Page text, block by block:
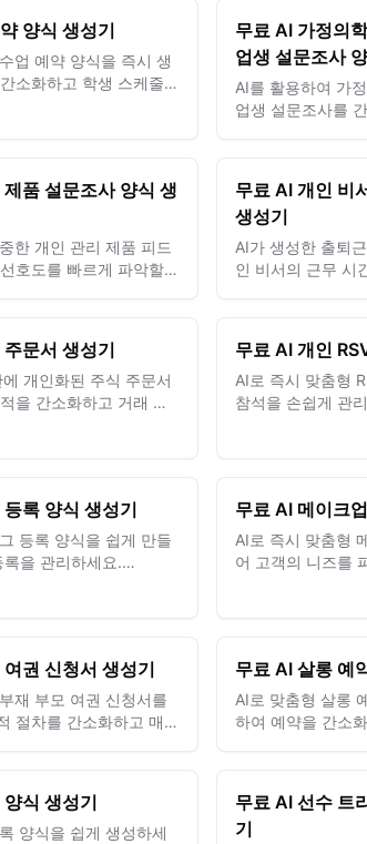
양식 생성기
업 예약 양식을 즉시 생
소화하고 학생 스케줄
무료 AI 가정의
업생 설문조사
AI를 활용하여 가
업생 설문조사를
품 설문조사 양식 생
한 개인 관리 제품 피드
호도를 빠르게 파악할
무료 AI 개인 비
생성기
AI가 생성한 출퇴
인 비서의 근무 시
문서 생성기
개인화된 주식 주문서
을 간소화하고 거래 과
무료 AI 개인
AI로 즉시 맞춤형
참석을 손쉽게 관
록 양식 생성기
등록 양식을 쉽게 만들
을 관리하세요.
무료 AI 메이크
AI로 즉시 맞춤형
어 고객의 니즈를
권 신청서 생성기
재 부모 여권 신청서를
절차를 간소화하고 매번
무료 AI 살롱 예
AI로 맞춤형 살롱
하여 예약을 간소
식 생성기
양식을 쉽게 생성하세
무료 AI 선수 트
기